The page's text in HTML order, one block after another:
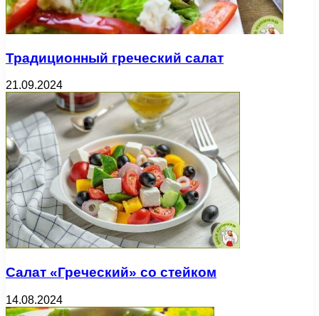
Традиционный греческий салат
21.09.2024
Салат «Греческий» со стейком
14.08.2024